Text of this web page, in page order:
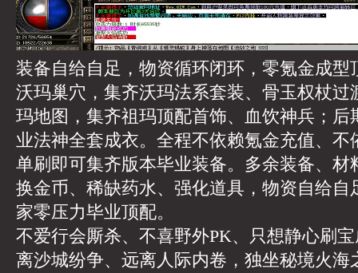
装备自给自足，物资循环闭环，零氪金成型
沃玛巢穴，集齐沃玛法系套装、骨玉权杖过
玛地图，集齐祖玛顶配首饰、血饮神兵；后
业法神全套成衣。全程不依赖氪金充值、不
单刷即可集齐版本毕业装备。多余装备、材
换金币、稀缺药水、强化道具，物资自给自
家零压力毕业顶配。
不爱行会厮杀、不喜野外PK、只想静心刷
离沙城纷争、远离人际内卷，独坐秘境火海